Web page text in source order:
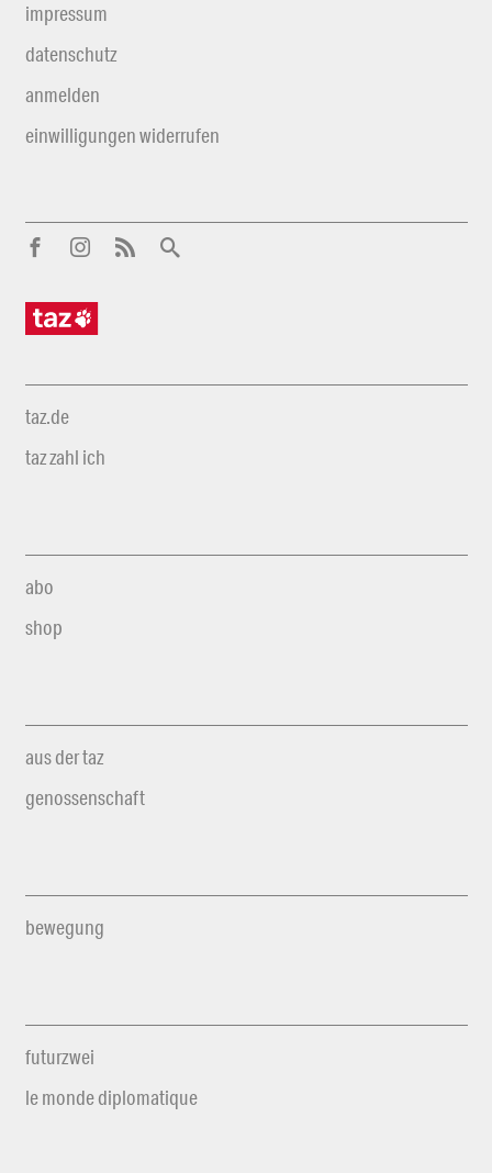
impressum
datenschutz
anmelden
einwilligungen widerrufen
taz.de
taz zahl ich
abo
shop
aus der taz
genossenschaft
bewegung
futurzwei
le monde diplomatique